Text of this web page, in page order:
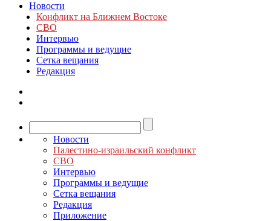
Новости
Конфликт на Ближнем Востоке
СВО
Интервью
Программы и ведущие
Сетка вещания
Редакция
Новости
Палестино-израильский конфликт
СВО
Интервью
Программы и ведущие
Сетка вещания
Редакция
Приложение